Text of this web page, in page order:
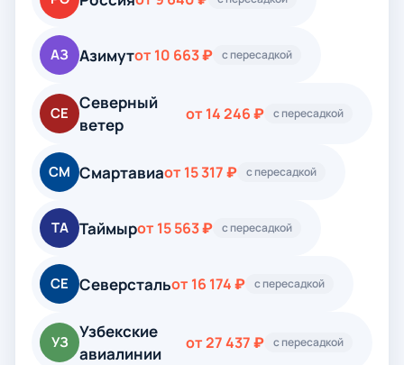
АЗ Азимутот 10 663 ₽ с пересадкой
СЕ
Северный
ветер
от 14 246 ₽ с пересадкой
СМ Смартавиаот 15 317 ₽ с пересадкой
ТА Таймырот 15 563 ₽ с пересадкой
СЕ Северстальот 16 174 ₽ с пересадкой
УЗ
Узбекские
авиалинии
от 27 437 ₽ с пересадкой